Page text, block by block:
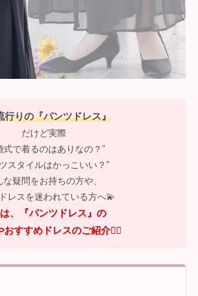
行りの『パンツドレス』
だけど実際
式で着るのはありなの？”
スタイルはかっこいい？”
な疑問をお持ちの方や、
レスを迷われている方へ💫
、『パンツドレス』の
おすすめドレスのご紹介💁‍♀️